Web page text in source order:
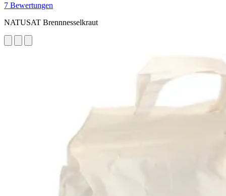
7 Bewertungen
NATUSAT Brennnesselkraut